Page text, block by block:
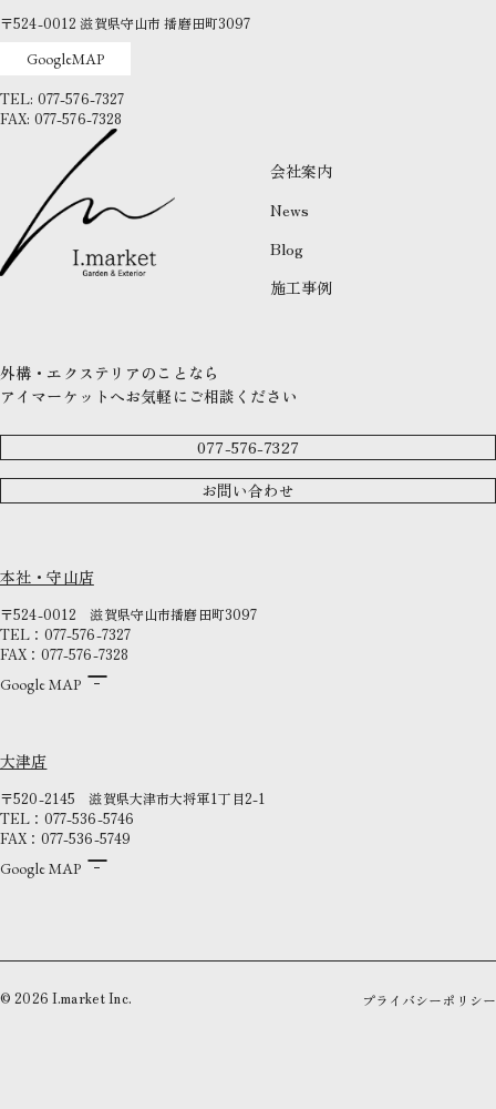
〒524-0012滋賀県守山市 播磨田町3097
GoogleMAP
TEL: 077-576-7327
FAX: 077-576-7328
会社案内
News
Blog
施工事例
外構・エクステリアのことなら
アイマーケットへお気軽にご相談ください
077-576-7327
お問い合わせ
本社・守山店
〒524-0012滋賀県守山市播磨田町3097
TEL：077-576-7327
FAX：077-576-7328
Google MAP
大津店
〒520-2145滋賀県大津市大将軍1丁目2-1
TEL：077-536-5746
FAX：077-536-5749
Google MAP
©2026 I.market Inc. プライバシーポリシー